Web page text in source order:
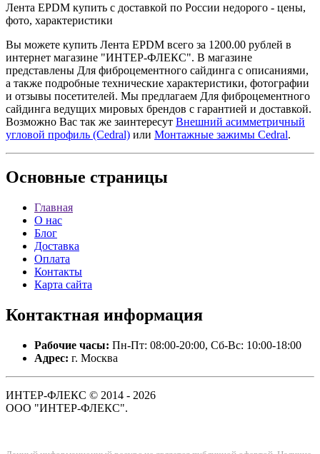
Лента EPDM купить с доставкой по России недорого - цены,
фото, характеристики
Вы можете купить Лента EPDM всего за 1200.00 рублей в
интернет магазине "ИНТЕР-ФЛЕКС". В магазине
представлены Для фиброцементного сайдинга с описаниями,
а также подробные технические характеристики, фотографии
и отзывы посетителей. Мы предлагаем Для фиброцементного
сайдинга ведущих мировых брендов с гарантией и доставкой.
Возможно Вас так же заинтересут Внешний асимметричный
угловой профиль (Cedral) или Монтажные зажимы Cedral.
Основные страницы
Главная
О нас
Блог
Доставка
Оплата
Контакты
Карта сайта
Контактная информация
Рабочие часы: Пн-Пт: 08:00-20:00, Сб-Вс: 10:00-18:00
Адрес: г. Москва
ИНТЕР-ФЛЕКС © 2014 - 2026
ООО "ИНТЕР-ФЛЕКС".